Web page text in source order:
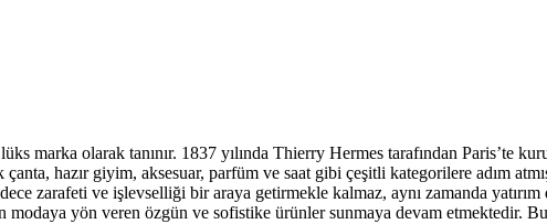
marka olarak tanınır. 1837 yılında Thierry Hermes tarafından Paris’te
hazır giyim, aksesuar, parfüm ve saat gibi çeşitli kategorilere adım
zarafeti ve işlevselliği bir araya getirmekle kalmaz, aynı zamanda
yön veren özgün ve sofistike ürünler sunmaya devam etmektedir.